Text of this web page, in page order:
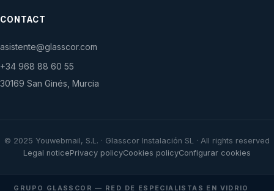
CONTACT
asistente@glasscor.com
+34 968 88 60 55
30169 San Ginés, Murcia
© 2025 Youwebmail, S.L. · Glasscor Instalación SL · All rights reserved
Legal noticePrivacy policyCookies policyConfigurar cookies
GRUPO GLASSCOR — RED DE ESPECIALISTAS EN VIDRIO